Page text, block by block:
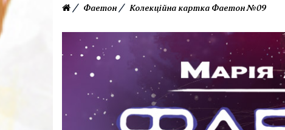
Фаетон Колекційна картка Фаетон №09